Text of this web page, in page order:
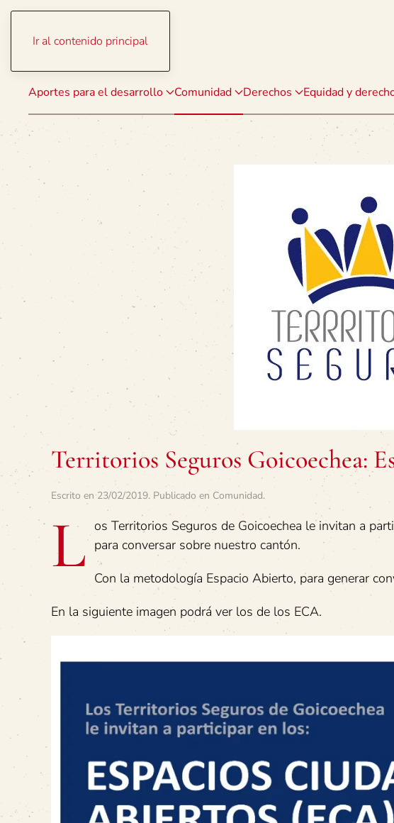
Ir al contenido principal
Aportes para el desarrollo Comunidad Derechos Equidad y
Territorios Seguros Goicoechea:
Escrito en23/02/2019. Publicado en Comunidad.
L os Territorios Seguros de Goicoechea le invitan a
para conversar sobre nuestro cantón.
Con la metodología Espacio Abierto, para generar
En la siguiente imagen podrá ver los de los ECA.